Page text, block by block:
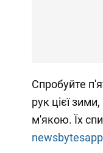
Спробуйте
рук цієї
м'якою. Їх